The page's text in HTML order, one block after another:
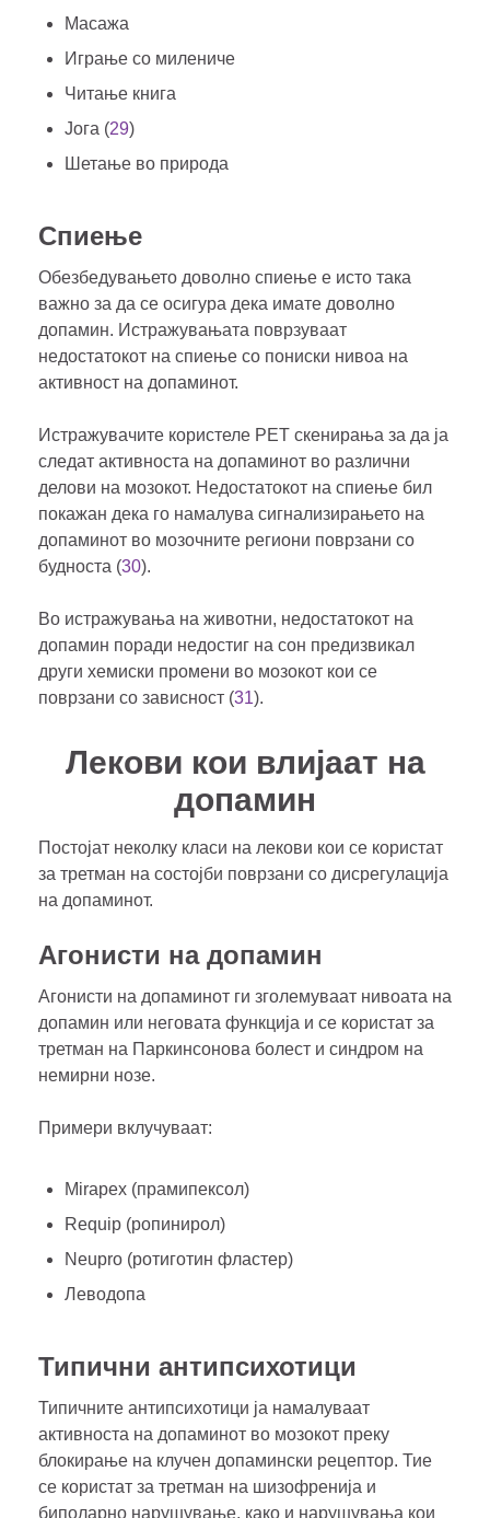
Mасажа
Играње со милениче
Читање книга
Јога (29)
Шетање во природа
Спиење
Обезбедувањето доволно спиење е исто така
важно за да се осигура дека имате доволно
допамин. Истражувањата поврзуваат
недостатокот на спиење со пониски нивоа на
активност на допаминот.
Истражувачите користеле PET скенирања за да ја
следат активноста на допаминот во различни
делови на мозокот. Недостатокот на спиење бил
покажан дека го намалува сигнализирањето на
допаминот во мозочните региони поврзани со
будноста (30).
Во истражувања на животни, недостатокот на
допамин поради недостиг на сон предизвикал
други хемиски промени во мозокот кои се
поврзани со зависност (31).
Лекови кои влијаат на
допамин
Постојат неколку класи на лекови кои се користат
за третман на состојби поврзани со дисрегулација
на допаминот.
Агонисти на допамин
Агонисти на допаминот ги зголемуваат нивоата на
допамин или неговата функција и се користат за
третман на Паркинсонова болест и синдром на
немирни нозе.
Примери вклучуваат:
Mirapex (прамипексол)
Requip (ропинирол)
Neupro (ротиготин фластер)
Леводопа
Типични антипсихотици
Типичните антипсихотици ја намалуваат
активноста на допаминот во мозокот преку
блокирање на клучен допамински рецептор. Тие
се користат за третман на шизофренија и
биполарно нарушување, како и нарушувања кои